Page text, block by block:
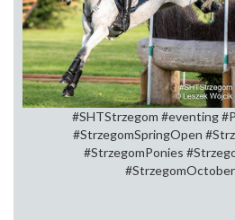
#SHTStrzegom #eventing
#StrzegomSpringOpen⁠
#StrzegomPonies